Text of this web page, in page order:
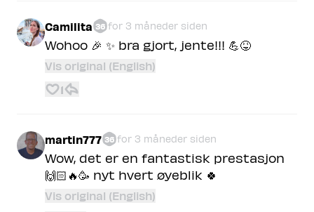
Camilita 36 for 3 måneder siden
Wohoo 🎉 ✨ bra gjort, jente!!! 💪😝
Vis original (English)
1
martin777 36 for 3 måneder siden
Wow, det er en fantastisk prestasjon
🙌🏻🔥🥳 nyt hvert øyeblik 🍀
Vis original (English)